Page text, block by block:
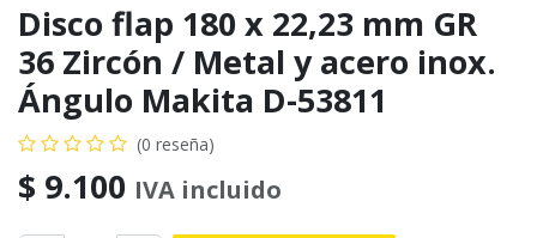
Disco flap 180 x 22,23 mm GR
36 Zircón / Metal y acero inox.
Ángulo Makita D-53811
(0 reseña)
$ 9.100 IVA incluido